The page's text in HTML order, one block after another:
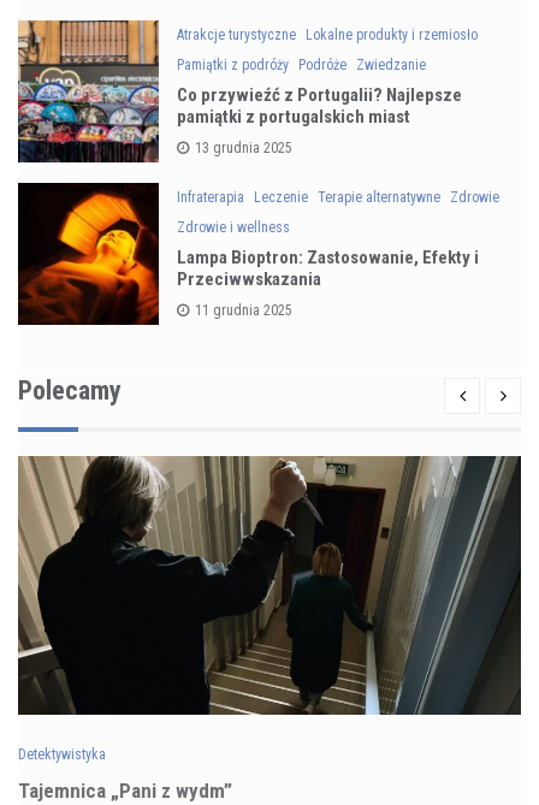
Atrakcje turystyczne
Lokalne produkty i rzemiosło
Pamiątki z podróży
Podróże Zwiedzanie
Co przywieźć z Portugalii? Najlepsze
pamiątki z portugalskich miast
13 grudnia 2025
Infraterapia Leczenie Terapie alternatywne
Zdrowie
Zdrowie i wellness
Lampa Bioptron: Zastosowanie, Efekty i
Przeciwwskazania
11 grudnia 2025
Polecamy
Detektywistyka
Tajemnica „Pani z wydm”